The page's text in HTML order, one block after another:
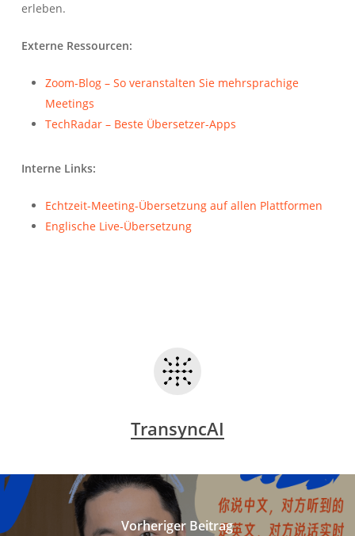
erleben.
Externe Ressourcen:
Zoom-Blog – So veranstalten Sie mehrsprachige
Meetings
TechRadar – Beste Übersetzer-Apps
Interne Links:
Echtzeit-Meeting-Übersetzung auf allen Plattformen
Englische Live-Übersetzung
TransyncAI
Vorheriger Beitrag